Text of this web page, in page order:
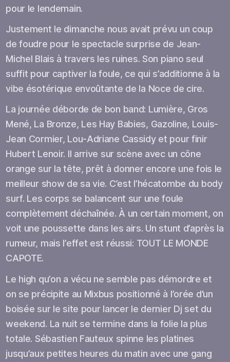
pour le lendemain.
Justement le dimanche nous avait prévu un coup
de foudre pour le spectacle surprise de Jean-
Michel Blais à travers les ruines. Son piano seul
suffit pour captiver la foule, ce qui s’additionne à la
vibe ésotérique envoûtante de la Noce de cire.
La journée déborde de bon band: Lumière, Gros
Mené, La Bronze, Les Hay Babies, Gazoline, Louis-
Jean Cormier, Lou-Adriane Cassidy et pour finir
Hubert Lenoir. Il arrive sur scène avec un cône
orange sur la tête, prêt à donner encore une fois le
meilleur show de sa vie. C’est l’hécatombe du body
surf. Les corps se balancent sur une foule
complètement déchaînée. À un certain moment, on
voit une poussette dans les airs. Un stunt d’après la
rumeur, mais l’effet est réussi: TOUT LE MONDE
CAPOTE.
Le high qu’on a vécu ne semble pas démordre et
on se précipite au Mixbus positionné à l’orée d’un
boisée sur le site pour lancer le dernier Dj set du
weekend. La nuit se termine dans la folie la plus
totale. Sébastien Fauteux spinne les platines
jusqu’aux petites heures du matin avec une gang